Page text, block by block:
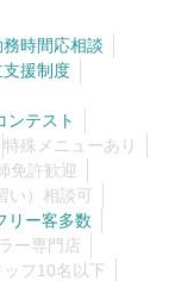
務時間応相談
支援制度
ンテスト
特殊メニューあり
免許歓迎
い）相談可
リー客多数
ー専門店
ッフ10名以下